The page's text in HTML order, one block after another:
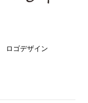
ロゴデザイン